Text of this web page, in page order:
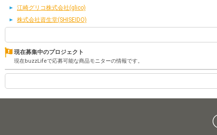
江崎グリコ株式会社(glico)
株式会社資生堂(SHISEIDO)
現在募集中のプロジェクト
現在buzzLifeで応募可能な商品モニターの情報です。